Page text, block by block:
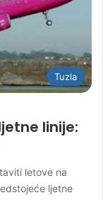
Tuzla
linije:
letove na
ljetne